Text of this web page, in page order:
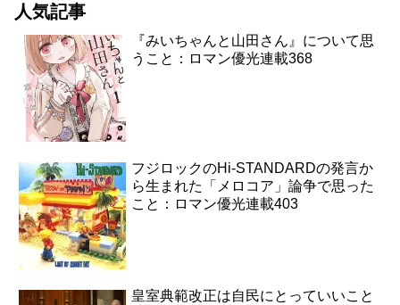
人気記事
『みいちゃんと山田さん』について思
うこと：ロマン優光連載368
フジロックのHi-STANDARDの発言か
ら生まれた「メロコア」論争で思った
こと：ロマン優光連載403
皇室典範改正は自民にとっていいこと